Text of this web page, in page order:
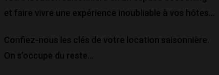
et faire vivre une expérience inoubliable à vos hôtes…
Confiez-nous les clés de votre location saisonnière.
On s’occupe du reste…